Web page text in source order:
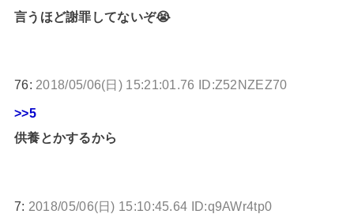
言うほど謝罪してないぞ😭
76: 2018/05/06(日) 15:21:01.76 ID:Z52NZEZ70
>>5
供養とかするから
7: 2018/05/06(日) 15:10:45.64 ID:q9AWr4tp0